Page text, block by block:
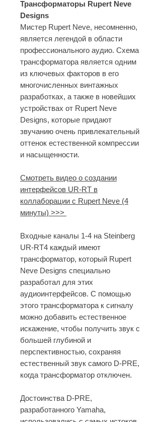
Трансформаторы Rupert Neve
Designs
Мистер Rupert Neve, несомненно,
является легендой в области
профессионального аудио. Схема
трансформатора является одним
из ключевых факторов в его
многочисленных винтажных
разработках, а также в новейших
устройствах от Rupert Neve
Designs, которые придают
звучанию очень привлекательный
оттенок естественной компрессии
и насыщенности.
Смотреть видео о создании
интерфейсов UR-RT в
коллаборации с Rupert Neve (4
минуты) >>>
Входные каналы 1-4 на Steinberg
UR-RT4 каждый имеют
трансформатор, который Rupert
Neve Designs специально
разработал для этих
аудиоинтерфейсов. С помощью
этого трансформатора к сигналу
можно добавить естественное
искажение, чтобы получить звук с
большей глубиной и
перспективностью, сохраняя
естественный звук самого D-PRE,
когда трансформатор отключен.
Достоинства D-PRE,
разработанного Yamaha,